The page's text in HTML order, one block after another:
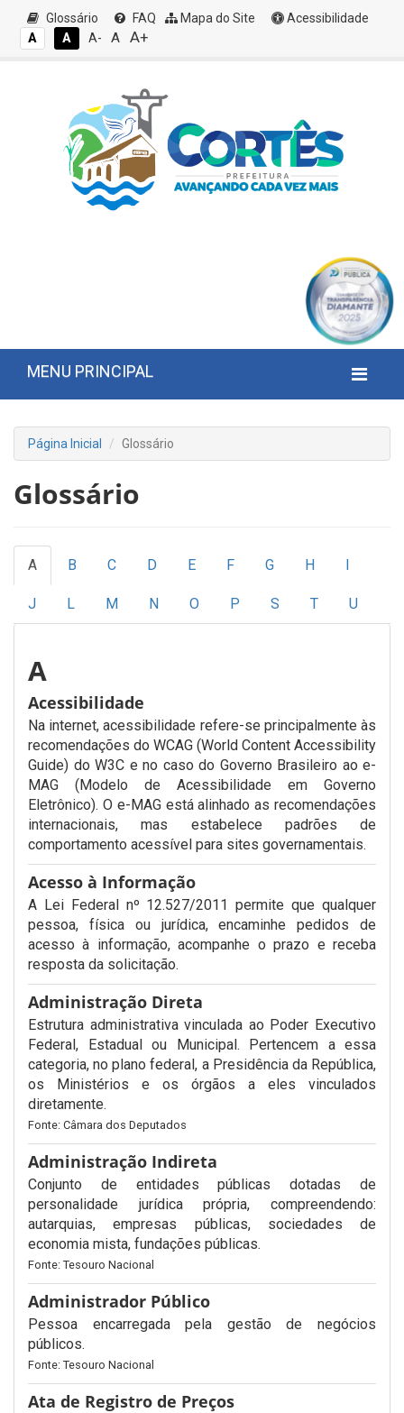
Glossário FAQ Mapa do Site
Acessibilidade
A
A A- A A+
MENU PRINCIPAL
Página Inicial Glossário
Glossário
A B C D E F G H I
J L M N O P S T U
A
Acessibilidade
Na internet, acessibilidade refere-se principalmente às
recomendações do WCAG (World Content Accessibility
Guide) do W3C e no caso do Governo Brasileiro ao e-
MAG (Modelo de Acessibilidade em Governo
Eletrônico). O e-MAG está alinhado as recomendações
internacionais, mas estabelece padrões de
comportamento acessível para sites governamentais.
Acesso à Informação
A Lei Federal nº 12.527/2011 permite que qualquer
pessoa, física ou jurídica, encaminhe pedidos de
acesso à informação, acompanhe o prazo e receba
resposta da solicitação.
Administração Direta
Estrutura administrativa vinculada ao Poder Executivo
Federal, Estadual ou Municipal. Pertencem a essa
categoria, no plano federal, a Presidência da República,
os Ministérios e os órgãos a eles vinculados
diretamente.
Fonte: Câmara dos Deputados
Administração Indireta
Conjunto de entidades públicas dotadas de
personalidade jurídica própria, compreendendo:
autarquias, empresas públicas, sociedades de
economia mista, fundações públicas.
Fonte: Tesouro Nacional
Administrador Público
Pessoa encarregada pela gestão de negócios
públicos.
Fonte: Tesouro Nacional
Ata de Registro de Preços